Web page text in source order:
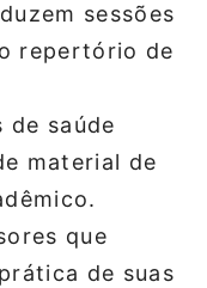
sessões
repertório de
de saúde
material de
que
de suas